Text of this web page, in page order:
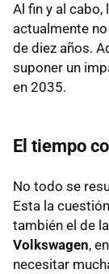
Al fin y al
actualmente
de diez años.
suponer un
en 2035.
El tiempo
No todo se
Esta la
también el de
Volkswagen,
necesitar